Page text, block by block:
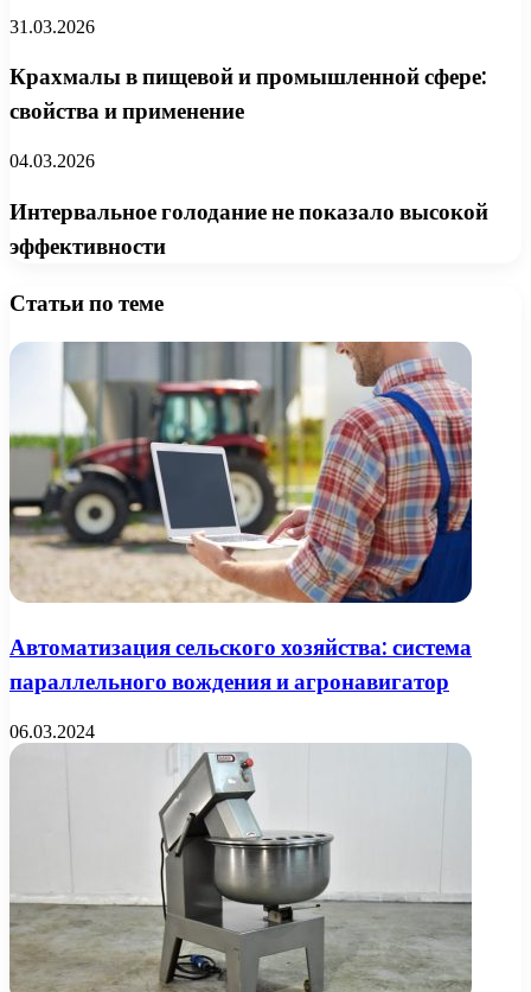
31.03.2026
Крахмалы в пищевой и промышленной сфере:
свойства и применение
04.03.2026
Интервальное голодание не показало высокой
эффективности
Статьи по теме
Автоматизация сельского хозяйства: система
параллельного вождения и агронавигатор
06.03.2024